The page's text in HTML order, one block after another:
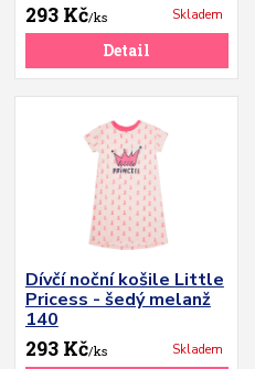
293 Kč/ks Skladem
Detail
Dívčí noční košile Little
Pricess - šedý melanž
140
293 Kč/ks Skladem